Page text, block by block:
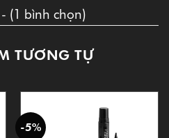
(1 bình chọn)
TƯƠNG TỰ
-5%